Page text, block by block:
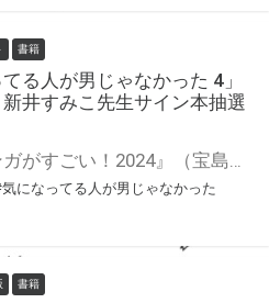
書籍
てる人が男じゃなかった 4」
井すみこ先生サイン本抽選
『このマンガがすごい！2024』（宝島社）オンナ編第2位、「次にくるマンガ大賞2023」Webマンガ部門第1位を獲得。 全世界累計140万部突破。アニメ化企画も進行中。 女同士の愛情を描く話題作、卒業と前進の第4巻！ 新井すみこ先生『気になってる人が男じゃなかった』第4巻が2月19日発売！ とらのあなでは発売を記念して、新井すみこ先生のサイン本抽選販売が決定致しました！ この貴重な機会、皆様ぜひ奮ってご応募くださいませ☆ 第4巻は小冊子付きとらのあな限定版も発売決定♥ 詳細はこちら！
になってる人が男じゃなかった
書籍